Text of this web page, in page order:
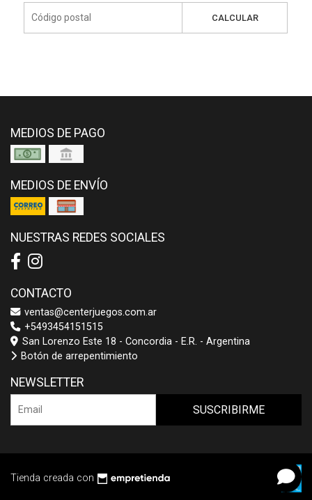
CALCULAR
MEDIOS DE PAGO
MEDIOS DE ENVÍO
NUESTRAS REDES SOCIALES
CONTACTO
ventas@centerjuegos.com.ar
+5493454151515
San Lorenzo Este 18 - Concordia - E.R. - Argentina
Botón de arrepentimiento
NEWSLETTER
SUSCRIBIRME
Tienda creada con